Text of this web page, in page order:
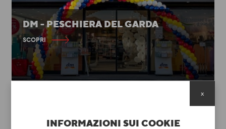
DM - PESCHIERA DEL GARDA
SCOPRI
INFORMAZIONI SUI COOKIE
x